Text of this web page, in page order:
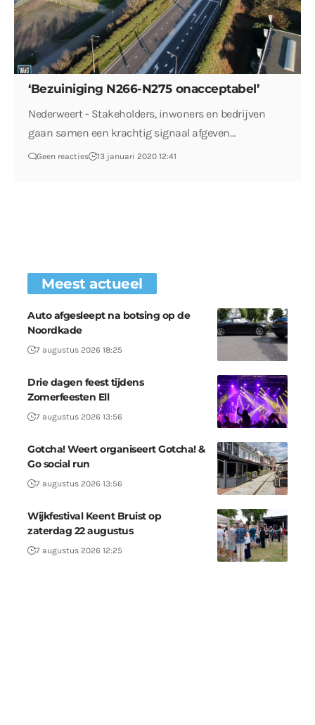
‘Bezuiniging N266-N275 onacceptabel’
Nederweert - Stakeholders, inwoners en bedrijven
gaan samen een krachtig signaal afgeven…
Geen reacties 13 januari 2020 12:41
Meest actueel
Auto afgesleept na botsing op de
Noordkade
7 augustus 2026 18:25
Drie dagen feest tijdens
Zomerfeesten Ell
7 augustus 2026 13:56
Gotcha! Weert organiseert Gotcha! &
Go social run
7 augustus 2026 13:56
Wijkfestival Keent Bruist op
zaterdag 22 augustus
7 augustus 2026 12:25